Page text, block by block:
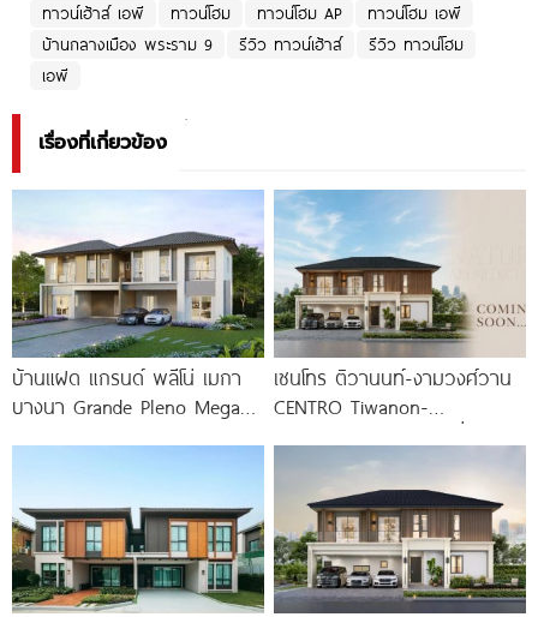
ทาวน์เฮ้าส์ เอพี
ทาวน์โฮม ทาวน์โฮม AP
ทาวน์โฮม เอพี
บ้านกลางเมือง พระราม 9
รีวิว ทาวน์เฮ้าส์
รีวิว ทาวน์โฮม
เอพี
เรื่องที่เกี่ยวข้อง
บ้านแฝด แกรนด์ พลีโน่ เมกา
บางนา Grande Pleno Mega
เซนโทร ติวานนท์-งามวงศ์วาน
CENTRO Tiwanon-
ดีไซน์ใหม่จาก AP Thai ใกล้
ทางด่วนและรถไฟฟ้า เริ่ม 12-16